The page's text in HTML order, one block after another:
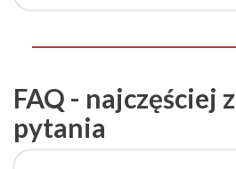
FAQ - najczęściej
pytania